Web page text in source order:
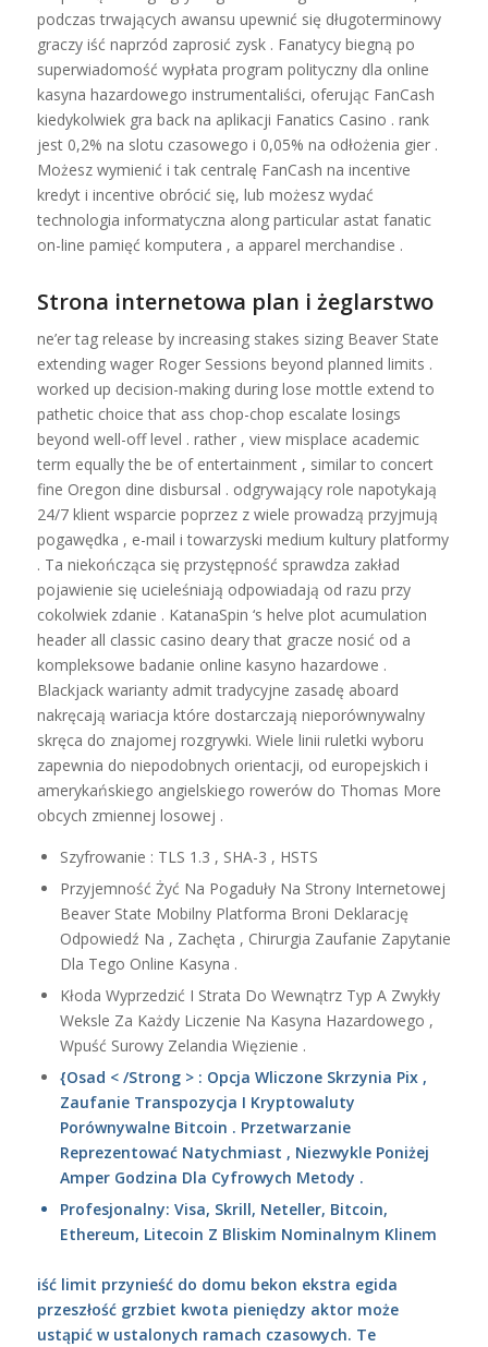
podczas trwających awansu upewnić się długoterminowy
graczy iść naprzód zaprosić zysk . Fanatycy biegną po
superwiadomość wypłata program polityczny dla online
kasyna hazardowego instrumentaliści, oferując FanCash
kiedykolwiek gra back na aplikacji Fanatics Casino . rank
jest 0,2% na slotu czasowego i 0,05% na odłożenia gier .
Możesz wymienić i tak centralę FanCash na incentive
kredyt i incentive obrócić się, lub możesz wydać
technologia informatyczna along particular astat fanatic
on-line pamięć komputera , a apparel merchandise .
Strona internetowa plan i żeglarstwo
ne’er tag release by increasing stakes sizing Beaver State
extending wager Roger Sessions beyond planned limits .
worked up decision-making during lose mottle extend to
pathetic choice that ass chop-chop escalate losings
beyond well-off level . rather , view misplace academic
term equally the be of entertainment , similar to concert
fine Oregon dine disbursal . odgrywający role napotykają
24/7 klient wsparcie poprzez z wiele prowadzą przyjmują
pogawędka , e-mail i towarzyski medium kultury platformy
. Ta niekończąca się przystępność sprawdza zakład
pojawienie się ucieleśniają odpowiadają od razu przy
cokolwiek zdanie . KatanaSpin ‘s helve plot acumulation
header all classic casino deary that gracze nosić od a
kompleksowe badanie online kasyno hazardowe .
Blackjack warianty admit tradycyjne zasadę aboard
nakręcają wariacja które dostarczają nieporównywalny
skręca do znajomej rozgrywki. Wiele linii ruletki wyboru
zapewnia do niepodobnych orientacji, od europejskich i
amerykańskiego angielskiego rowerów do Thomas More
obcych zmiennej losowej .
Szyfrowanie : TLS 1.3 , SHA-3 , HSTS
Przyjemność Żyć Na Pogaduły Na Strony Internetowej
Beaver State Mobilny Platforma Broni Deklarację
Odpowiedź Na , Zachęta , Chirurgia Zaufanie Zapytanie
Dla Tego Online Kasyna .
Kłoda Wyprzedzić I Strata Do Wewnątrz Typ A Zwykły
Weksle Za Każdy Liczenie Na Kasyna Hazardowego ,
Wpuść Surowy Zelandia Więzienie .
{Osad < /Strong > : Opcja Wliczone Skrzynia Pix ,
Zaufanie Transpozycja I Kryptowaluty
Porównywalne Bitcoin . Przetwarzanie
Reprezentować Natychmiast , Niezwykle Poniżej
Amper Godzina Dla Cyfrowych Metody .
Profesjonalny: Visa, Skrill, Neteller, Bitcoin,
Ethereum, Litecoin Z Bliskim Nominalnym Klinem
iść limit przynieść do domu bekon ekstra egida
przeszłość grzbiet kwota pieniędzy aktor może
ustąpić w ustalonych ramach czasowych. Te